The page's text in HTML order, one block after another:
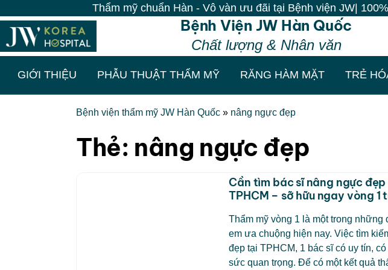
Thẩm mỹ chuẩn Hàn - Vô vàn ưu đãi tại Bệnh viện JW| 100%
Bệnh Viện JW Hàn Quốc
Chất lượng & Nhân văn
GIỚI THIỆU PHẪU THUẬT THẨM MỸ RĂNG HÀM MẶT TRẺ
Bệnh viện thẩm mỹ JW Hàn Quốc » nâng ngực đẹp
Thẻ: nâng ngực đẹp
Cần tìm bác sĩ nâng ngực
TPHCM – sỡ hữu ngay vòng 1
Thẩm mỹ vòng 1 là một trong
em ưa chuộng hiện nay. Việc tìm
đẹp tại TPHCM, 1 bác sĩ có uy tín,
sức quan trọng. Để có một kết quả